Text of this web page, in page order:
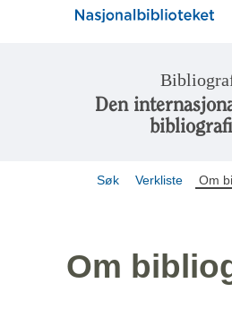
Den
Søk Verkliste Om
Om